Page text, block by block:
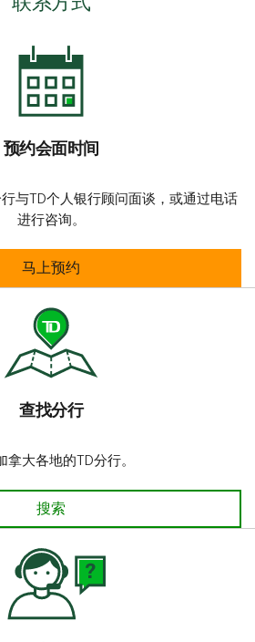
预约会面时间
与TD个人银行顾问面谈，或通过电话
进行咨询。
预约会面时间
马上预约
查找分行
拿大各地的TD分行。
搜索